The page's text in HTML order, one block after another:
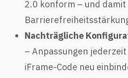
2.0 konform – und
Nachträgliche
– Anpassungen
iFrame-Code neu